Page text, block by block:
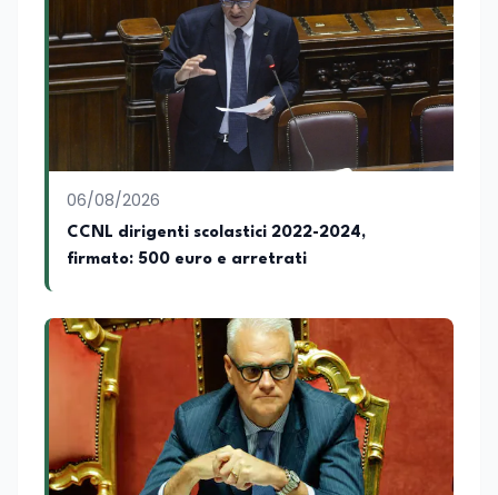
06/08/2026
CCNL dirigenti scolastici 2022-2024,
firmato: 500 euro e arretrati